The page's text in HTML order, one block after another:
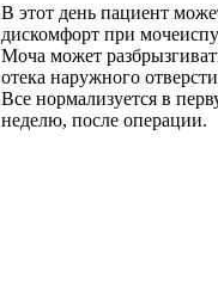
В этот день пациент
дискомфорт при
Моча может
отека наружного
Все нормализуется в
неделю, после операции.